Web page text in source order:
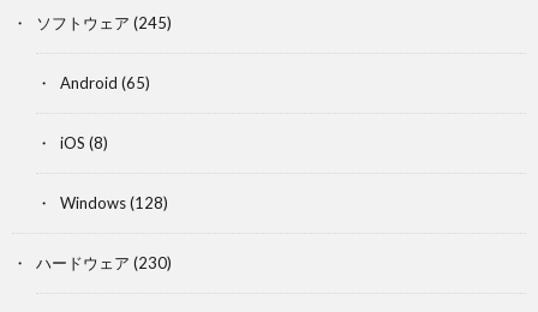
ソフトウェア (245)
Android (65)
iOS (8)
Windows(128)
ハードウェア (230)